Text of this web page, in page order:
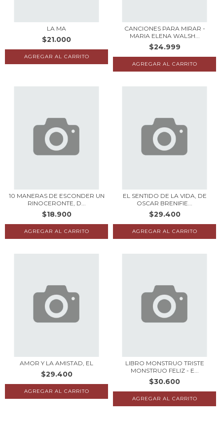
LA MA
$21.000
CANCIONES PARA MIRAR -
MARIA ELENA WALSH...
$24.999
10 MANERAS DE ESCONDER UN
RINOCERONTE, D...
$18.900
EL SENTIDO DE LA VIDA, DE
OSCAR BRENIFIE...
$29.400
AMOR Y LA AMISTAD, EL
$29.400
LIBRO MONSTRUO TRISTE
MONSTRUO FELIZ - E...
$30.600